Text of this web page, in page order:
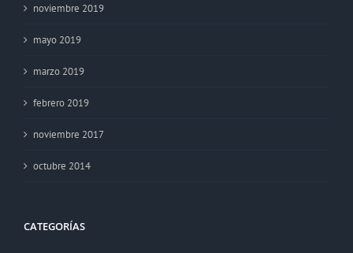
noviembre 2019
mayo 2019
marzo 2019
febrero 2019
noviembre 2017
octubre 2014
CATEGORÍAS